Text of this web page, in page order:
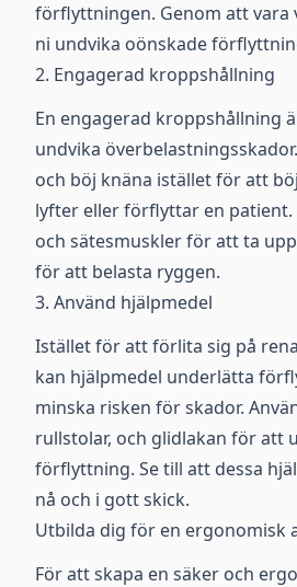
förflyttningen. Genom att vara
ni undvika oönskade
2. Engagerad kroppshållning
En engagerad kroppshållning
undvika
och böj knäna istället för att
lyfter eller förflyttar en patient.
och sätesmuskler för att ta
för att belasta ryggen.
3. Använd hjälpmedel
Istället för att förlita sig på
kan hjälpmedel underlätta
minska risken för skador.
rullstolar, och glidlakan för att
förflyttning. Se till att dessa
nå och i gott skick.
Utbilda dig för en ergonomisk
För att skapa en säker och